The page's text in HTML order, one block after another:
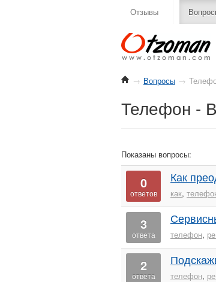
Отзывы
→ Вопросы →
Телефон -
Показаны вопросы:
0
ответов
Как
как,
3
ответа телефон,
2
ответа телефон,